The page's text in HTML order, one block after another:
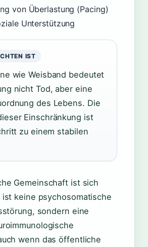
von Überlastung (Pacing)
Unterstützung
IST
wie Weisband bedeutet
nicht Tod, aber eine
des Lebens. Die
Einschränkung ist
zu einem stabilen
Gemeinschaft ist sich
ist keine psychosomatische
sondern eine
wenn das öffentliche